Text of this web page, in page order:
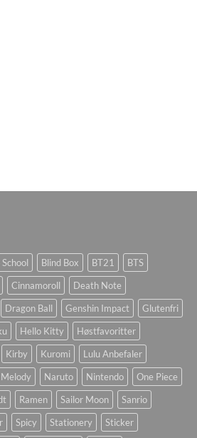
Blind Box BT21
BTS
Cinnamoroll
Death Note
Dragon Ball Genshin Impact
Glutenfri
Hello Kitty
Høstfavoritter
Kirby Kuromi
Lulu Anbefaler
Naruto Nintendo
One Piece
Ramen Sailor Moon
Sanrio
Spicy Stationery
Sticker